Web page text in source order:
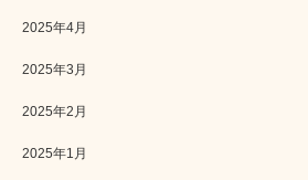
2025年4月
2025年3月
2025年2月
2025年1月